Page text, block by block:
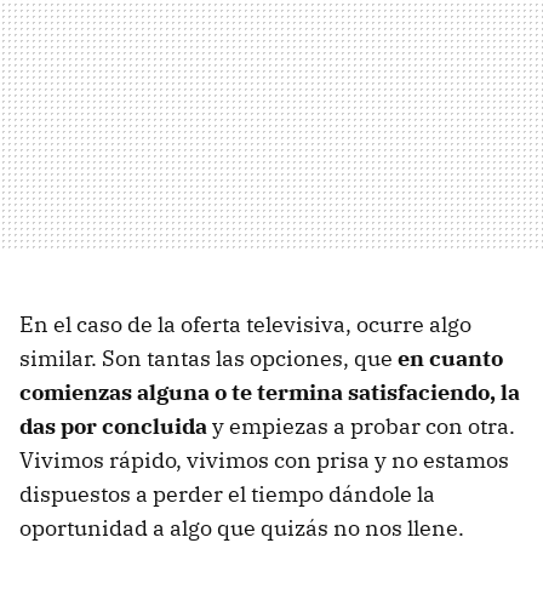
En el caso de la oferta televisiva, ocurre algo
similar. Son tantas las opciones, que en cuanto
comienzas alguna o te termina satisfaciendo, la
das por concluiday empiezas a probar con otra.
Vivimos rápido, vivimos con prisa y no estamos
dispuestos a perder el tiempo dándole la
oportunidad a algo que quizás no nos llene.